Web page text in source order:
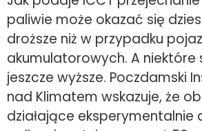
paliwie może okazać się
droższe niż w przypadku
akumulatorowych. A niektóre
jeszcze wyższe. Poczdamski
nad Klimatem wskazuje, że
działające